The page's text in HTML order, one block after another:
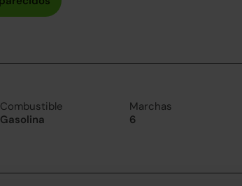
Combustible
Gasolina
Marchas
6